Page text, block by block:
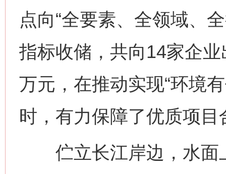
点向“全要素、全领域、
指标收储，共向14家企
万元，在推动实现“环境
时，有力保障了优质项
伫立长江岸边，水面
网上购药对药下症？